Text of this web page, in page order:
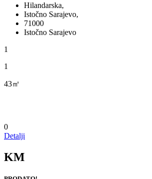
Hilandarska,
Istočno Sarajevo,
71000
Istočno Sarajevo
1
1
43㎡
0
Detalji
KM